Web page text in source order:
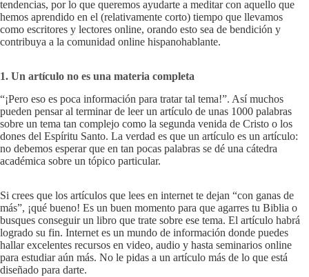
tendencias, por lo que queremos ayudarte a meditar con aquello que
hemos aprendido en el (relativamente corto) tiempo que llevamos
como escritores y lectores online, orando esto sea de bendición y
contribuya a la comunidad online hispanohablante.
1. Un artículo no es una materia completa
“¡Pero eso es poca información para tratar tal tema!”. Así muchos
pueden pensar al terminar de leer un artículo de unas 1000 palabras
sobre un tema tan complejo como la segunda venida de Cristo o los
dones del Espíritu Santo. La verdad es que un artículo es un artículo:
no debemos esperar que en tan pocas palabras se dé una cátedra
académica sobre un tópico particular.
Si crees que los artículos que lees en internet te dejan “con ganas de
más”, ¡qué bueno! Es un buen momento para que agarres tu Biblia o
busques conseguir un libro que trate sobre ese tema. El artículo habrá
logrado su fin. Internet es un mundo de información donde puedes
hallar excelentes recursos en video, audio y hasta seminarios online
para estudiar aún más. No le pidas a un artículo más de lo que está
diseñado para darte.